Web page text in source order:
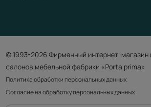
© 1993-2026 Фирменный интернет-магазин
салонов мебельной фабрики «Porta prima»
Политика обработки персональных данных
Согласие на обработку персональных данных